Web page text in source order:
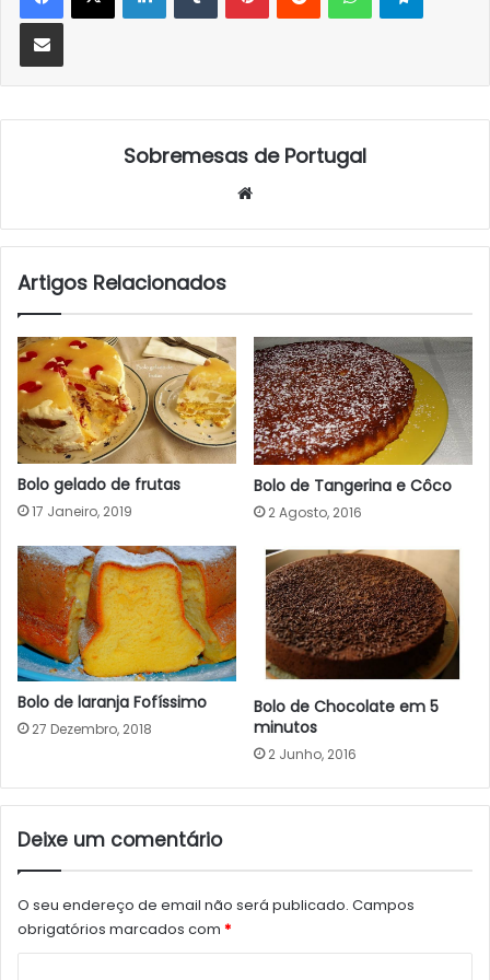
Partilhar Via Email
Sobremesas de Portugal
Artigos Relacionados
Bolo gelado de frutas
17 Janeiro, 2019
Bolo de Tangerina e Côco
2 Agosto, 2016
Bolo de laranja Fofíssimo
27 Dezembro, 2018
Bolo de Chocolate em 5
minutos
2 Junho, 2016
Deixe um comentário
O seu endereço de email não será publicado. Campos
obrigatórios marcados com *